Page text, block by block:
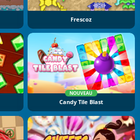
Frescoz
NOUVEAU
Candy Tile Blast